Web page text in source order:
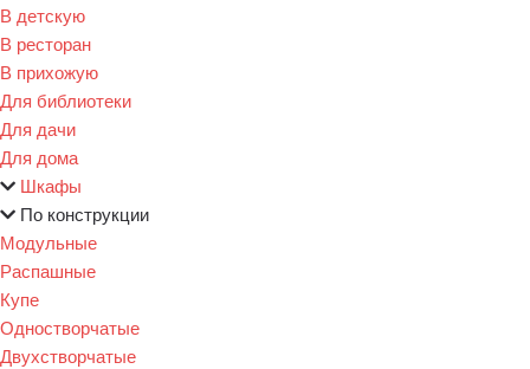
В детскую
В ресторан
В прихожую
Для библиотеки
Для дачи
Для дома
Шкафы
По конструкции
Модульные
Распашные
Купе
Одностворчатые
Двухстворчатые